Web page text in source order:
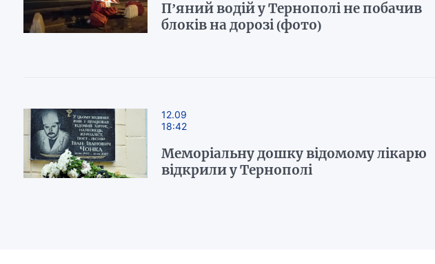
П’яний водій у Тернополі не побачив
блоків на дорозі (фото)
12.09
18:42
Меморіальну дошку відомому лікарю
відкрили у Тернополі